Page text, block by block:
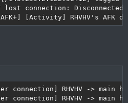
с с
lost connection: Disconnected
[Activity] RHVHV's AFK
connection] RHVHV -> main
connection] RHVHV -> main